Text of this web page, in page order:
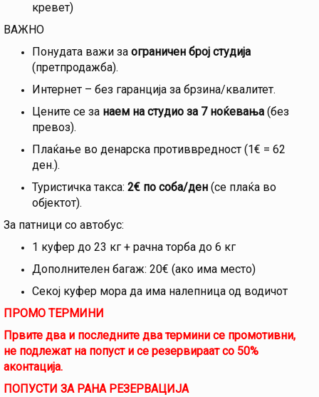
кревет)
ВАЖНО
Понудата важи за ограничен број студија
(претпродажба).
Интернет – без гаранција за брзина/квалитет.
Цените се за наем на студио за 7 ноќевања (без
превоз).
Плаќање во денарска противвредност (1€ = 62
ден.).
Туристичка такса: 2€ по соба/ден (се плаќа во
објектот).
За патници со автобус:
1 куфер до 23 кг + рачна торба до 6 кг
Дополнителен багаж: 20€ (ако има место)
Секој куфер мора да има налепница од водичот
ПРОМО ТЕРМИНИ
Првите два и последните два термини се промотивни,
не подлежат на попуст и се резервираат со 50%
аконтација.
ПОПУСТИ ЗА РАНА РЕЗЕРВАЦИЈА